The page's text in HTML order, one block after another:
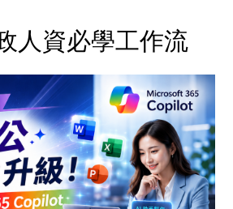
人資必學工作流